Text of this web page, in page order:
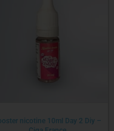
nicotine 10ml Day 2 Diy –